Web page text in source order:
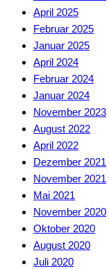
April 2025
Februar 2025
Januar 2025
April 2024
Februar 2024
Januar 2024
November 2023
August 2022
April 2022
Dezember 2021
November 2021
Mai 2021
November 2020
Oktober 2020
August 2020
Juli 2020